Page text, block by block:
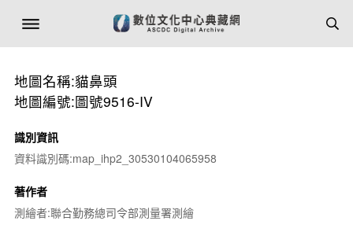
地圖名稱:貓鼻頭
地圖編號:圖號9516-IV
識別資訊
資料識別碼:map_ihp2_30530104065958
著作者
測繪者:聯合勤務總司令部測量署測繪